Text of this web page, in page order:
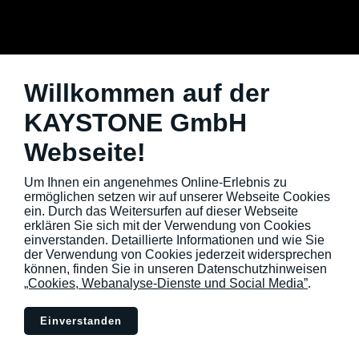
Kundenportal
Über uns
Downloads
AGBs
Datenschutzhinweise
Kontakt
Follow us
KAYSTONE® GmbH
Triftweg 34
Germany
+49 5673 50999-90
Willkommen auf der
KAYSTONE GmbH
Webseite!
Um Ihnen ein angenehmes Online-Erlebnis zu
ermöglichen setzen wir auf unserer Webseite Cookies
ein. Durch das Weitersurfen auf dieser Webseite
erklären Sie sich mit der Verwendung von Cookies
einverstanden. Detaillierte Informationen und wie Sie
der Verwendung von Cookies jederzeit widersprechen
können, finden Sie in unseren Datenschutzhinweisen
„Cookies, Webanalyse-Dienste und Social Media”.
Einverstanden